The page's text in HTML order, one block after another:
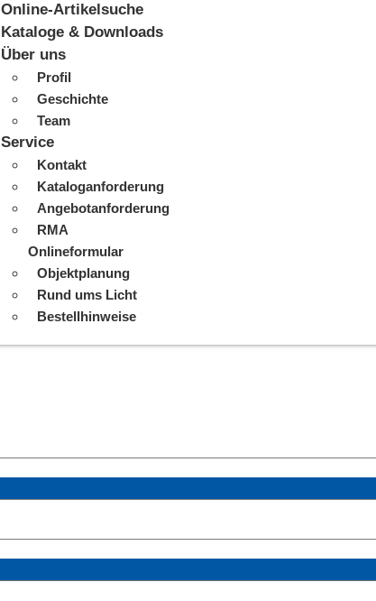
Online-Artikelsuche
Kataloge & Downloads
Über uns
Profil
Geschichte
Team
Service
Kontakt
Kataloganforderung
Angebotanforderung
RMA
Onlineformular
Objektplanung
Rund ums Licht
Bestellhinweise